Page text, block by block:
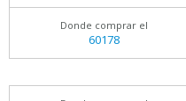
Donde comprar el
60178